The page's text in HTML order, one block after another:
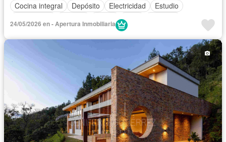
Cocina integral
Depósito Electricidad
Estudio
Patio
Tanque de agua
Vista panorámica
24/05/2026 en - Apertura Inmobiliaria